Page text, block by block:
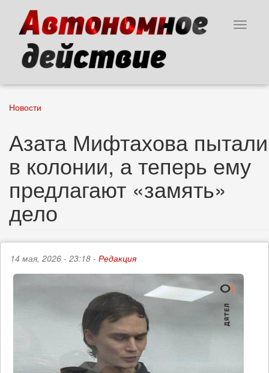
основному
содержанию
Toggle
Новости
Азата Мифтахова пытали
в колонии, а теперь ему
предлагают «замять»
дело
14 мая, 2026 - 23:18 - Редакция